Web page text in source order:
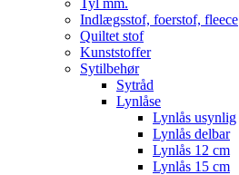
Tyl mm.
Indlægsstof, foerstof, fleece
Quiltet stof
Kunststoffer
Sytilbehør
Sytråd
Lynlåse
Lynlås usynlig
Lynlås delbar
Lynlås 12 cm
Lynlås 15 cm